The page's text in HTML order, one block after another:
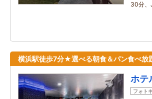
30分、
横浜駅徒歩7分★選べる朝食＆パン食べ放
ホテ
フォト